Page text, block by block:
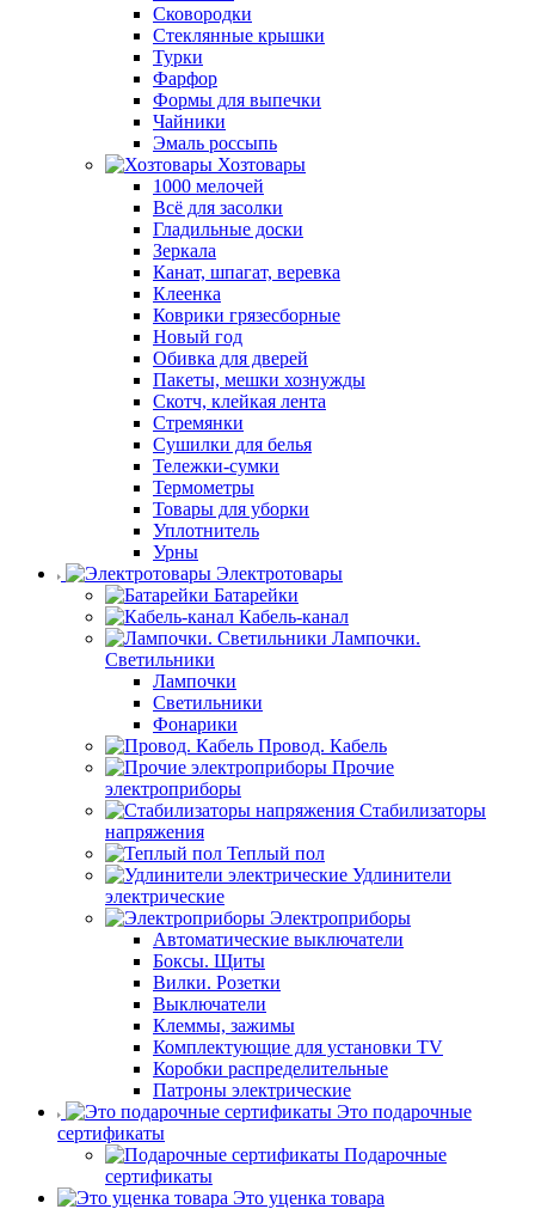
Сковородки
Стеклянные крышки
Турки
Фарфор
Формы для выпечки
Чайники
Эмаль россыпь
Хозтовары
1000 мелочей
Всё для засолки
Гладильные доски
Зеркала
Канат, шпагат, веревка
Клеенка
Коврики грязесборные
Новый год
Обивка для дверей
Пакеты, мешки хознужды
Скотч, клейкая лента
Стремянки
Сушилки для белья
Тележки-сумки
Термометры
Товары для уборки
Уплотнитель
Урны
Электротовары
Батарейки
Кабель-канал
Лампочки.
Светильники
Лампочки
Светильники
Фонарики
Провод. Кабель
Прочие
электроприборы
Стабилизаторы
напряжения
Теплый пол
Удлинители
электрические
Электроприборы
Автоматические выключатели
Боксы. Щиты
Вилки. Розетки
Выключатели
Клеммы, зажимы
Комплектующие для установки TV
Коробки распределительные
Патроны электрические
Это подарочные
сертификаты
Подарочные
сертификаты
Это уценка товара